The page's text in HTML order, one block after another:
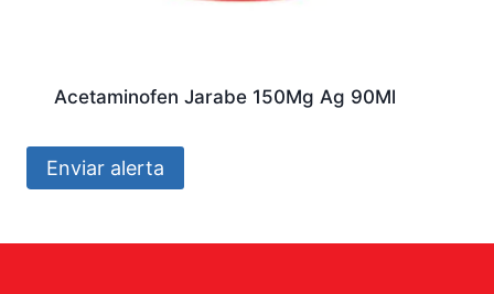
Acetaminofen Jarabe 150Mg Ag 90Ml
Enviar alerta